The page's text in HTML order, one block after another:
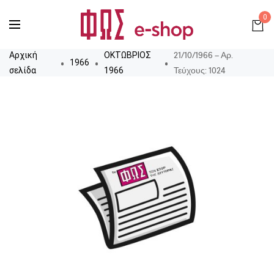
0
Αρχική
σελίδα
1966
ΟΚΤΩΒΡΙΟΣ
1966
21/10/1966 – Αρ.
Τεύχους: 1024